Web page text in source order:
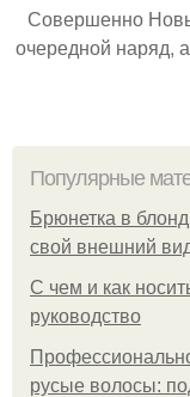
Совершенно
очередной наряд,
Популярные
Брюнетка в
свой внешний
С чем и как
руководство
русые волосы: